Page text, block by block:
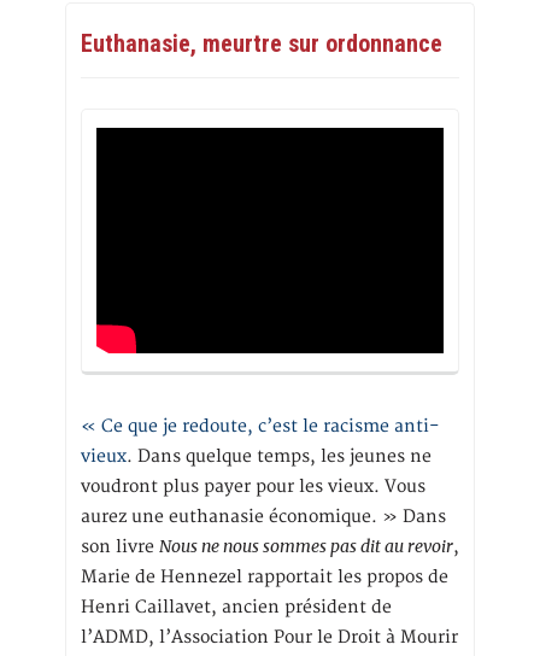
Euthanasie, meurtre sur ordonnance
« Ce que je redoute, c’est le racisme anti-
vieux. Dans quelque temps, les jeunes ne
voudront plus payer pour les vieux. Vous
aurez une euthanasie économique. » Dans
son livre Nous ne nous sommes pas dit au revoir,
Marie de Hennezel rapportait les propos de
Henri Caillavet, ancien président de
l’ADMD, l’Association Pour le Droit à Mourir